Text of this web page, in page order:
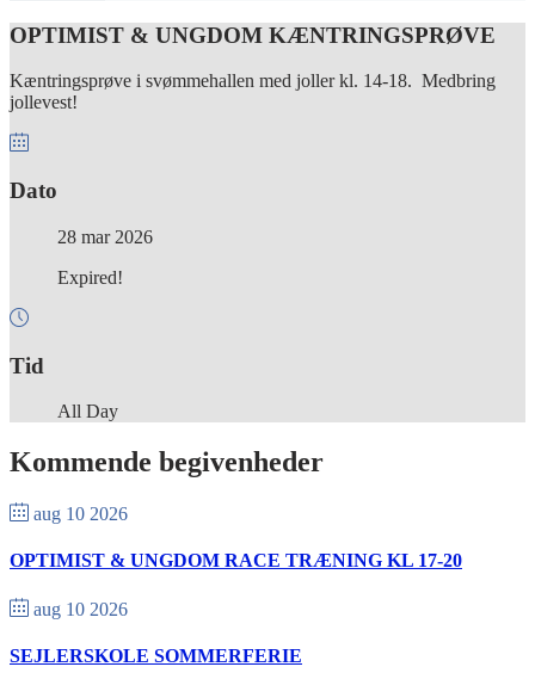
OPTIMIST & UNGDOM KÆNTRINGSPRØVE
Kæntringsprøve i svømmehallen med joller kl. 14-18. Medbring
jollevest!
Dato
28 mar 2026
Expired!
Tid
All Day
Kommende begivenheder
aug 10 2026
OPTIMIST & UNGDOM RACE TRÆNING KL 17-20
aug 10 2026
SEJLERSKOLE SOMMERFERIE